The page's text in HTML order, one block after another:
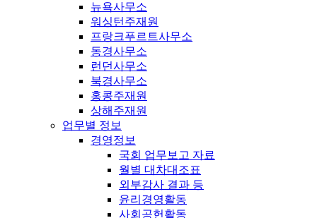
뉴욕사무소
워싱턴주재원
프랑크푸르트사무소
동경사무소
런던사무소
북경사무소
홍콩주재원
상해주재원
업무별 정보
경영정보
국회 업무보고 자료
월별 대차대조표
외부감사 결과 등
윤리경영활동
사회공헌활동